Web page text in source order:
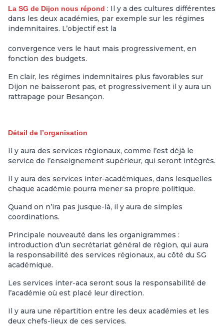
La SG de Dijon nous répond : Il y a des cultures différentes
dans les deux académies, par exemple sur les régimes
indemnitaires. L’objectif est la
convergence vers le haut mais progressivement, en
fonction des budgets.
En clair, les régimes indemnitaires plus favorables sur
Dijon ne baisseront pas, et progressivement il y aura un
rattrapage pour Besançon.
Détail de l’organisation
Il y aura des services régionaux, comme l’est déjà le
service de l’enseignement supérieur, qui seront intégrés.
Il y aura des services inter-académiques, dans lesquelles
chaque académie pourra mener sa propre politique.
Quand on n’ira pas jusque-là, il y aura de simples
coordinations.
Principale nouveauté dans les organigrammes :
introduction d’un secrétariat général de région, qui aura
la responsabilité des services régionaux, au côté du SG
académique.
Les services inter-aca seront sous la responsabilité de
l’académie où est placé leur direction.
Il y aura une répartition entre les deux académies et les
deux chefs-lieux de ces services.